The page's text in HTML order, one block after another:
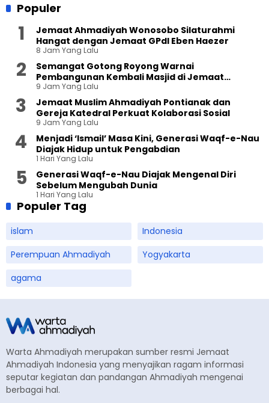
Populer
Jemaat Ahmadiyah Wonosobo Silaturahmi
Hangat dengan Jemaat GPdI Eben Haezer
8 Jam Yang Lalu
Semangat Gotong Royong Warnai
Pembangunan Kembali Masjid di Jemaat
Ahmadiyah Sukapura
9 Jam Yang Lalu
Jemaat Muslim Ahmadiyah Pontianak dan
Gereja Katedral Perkuat Kolaborasi Sosial
9 Jam Yang Lalu
Menjadi ‘Ismail’ Masa Kini, Generasi Waqf-e-Nau
Diajak Hidup untuk Pengabdian
1 Hari Yang Lalu
Generasi Waqf-e-Nau Diajak Mengenal Diri
Sebelum Mengubah Dunia
1 Hari Yang Lalu
Populer Tag
islam
Indonesia
Perempuan Ahmadiyah
Yogyakarta
agama
Warta Ahmadiyah merupakan sumber resmi Jemaat
Ahmadiyah Indonesia yang menyajikan ragam informasi
seputar kegiatan dan pandangan Ahmadiyah mengenai
berbagai hal.